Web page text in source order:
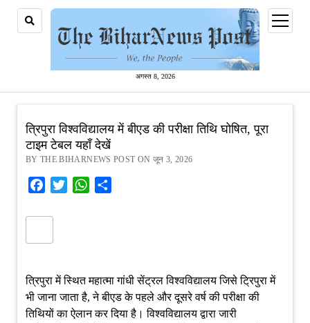
अगस्त 8, 2026
open
menu
त्रिपुरा विश्वविद्यालय में बीएड की परीक्षा तिथि घोषित, पूरा
टाइम टेबल यहाँ देखें
BY THE BIHARNEWS POST ON जून 3, 2026
Facebook
TwitterWhatsApp
त्रिपुरा में स्थित महात्मा गांधी सेंट्रल विश्वविद्यालय जिसे ट्रिपुरा में
भी जाना जाता है, ने बीएड के पहले और दूसरे वर्ष की परीक्षा की
तिथियों का ऐलान कर दिया है। विश्वविद्यालय द्वारा जारी